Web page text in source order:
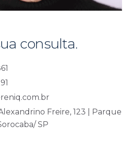
consulta.
Freire, 123 | Parque
SP